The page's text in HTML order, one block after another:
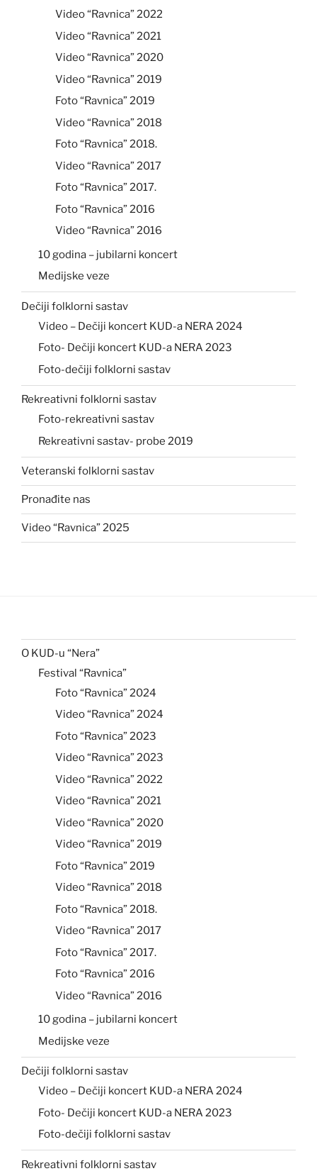
Video “Ravnica” 2022
Video “Ravnica” 2021
Video “Ravnica” 2020
Video “Ravnica” 2019
Foto “Ravnica” 2019
Video “Ravnica” 2018
Foto “Ravnica” 2018.
Video “Ravnica” 2017
Foto “Ravnica” 2017.
Foto “Ravnica” 2016
Video “Ravnica” 2016
10 godina – jubilarni koncert
Medijske veze
Dečiji folklorni sastav
Video – Dečiji koncert KUD-a NERA 2024
Foto- Dečiji koncert KUD-a NERA 2023
Foto-dečiji folklorni sastav
Rekreativni folklorni sastav
Foto-rekreativni sastav
Rekreativni sastav- probe 2019
Veteranski folklorni sastav
Pronađite nas
Video “Ravnica” 2025
O KUD-u “Nera”
Festival “Ravnica”
Foto “Ravnica” 2024
Video “Ravnica” 2024
Foto “Ravnica” 2023
Video “Ravnica” 2023
Video “Ravnica” 2022
Video “Ravnica” 2021
Video “Ravnica” 2020
Video “Ravnica” 2019
Foto “Ravnica” 2019
Video “Ravnica” 2018
Foto “Ravnica” 2018.
Video “Ravnica” 2017
Foto “Ravnica” 2017.
Foto “Ravnica” 2016
Video “Ravnica” 2016
10 godina – jubilarni koncert
Medijske veze
Dečiji folklorni sastav
Video – Dečiji koncert KUD-a NERA 2024
Foto- Dečiji koncert KUD-a NERA 2023
Foto-dečiji folklorni sastav
Rekreativni folklorni sastav